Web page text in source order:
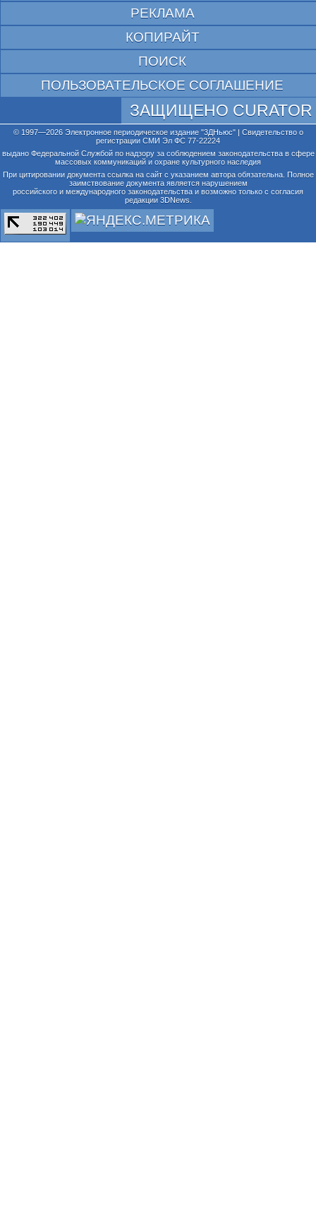
РЕКЛАМА
КОПИРАЙТ
ПОИСК
ПОЛЬЗОВАТЕЛЬСКОЕ СОГЛАШЕНИЕ
ЗАЩИЩЕНО CURATOR
© 1997—2026 Электронное периодическое издание "3ДНьюс" | Свидетельство о
регистрации СМИ Эл ФС 77-22224
выдано Федеральной Службой по надзору за соблюдением законодательства в сфере
массовых коммуникаций и охране культурного наследия
При цитировании документа ссылка на сайт с указанием автора обязательна. Полное
заимствование документа является нарушением
российского и международного законодательства и возможно только с согласия
редакции 3DNews.